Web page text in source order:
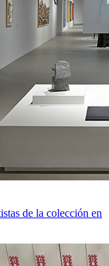
de la colección en